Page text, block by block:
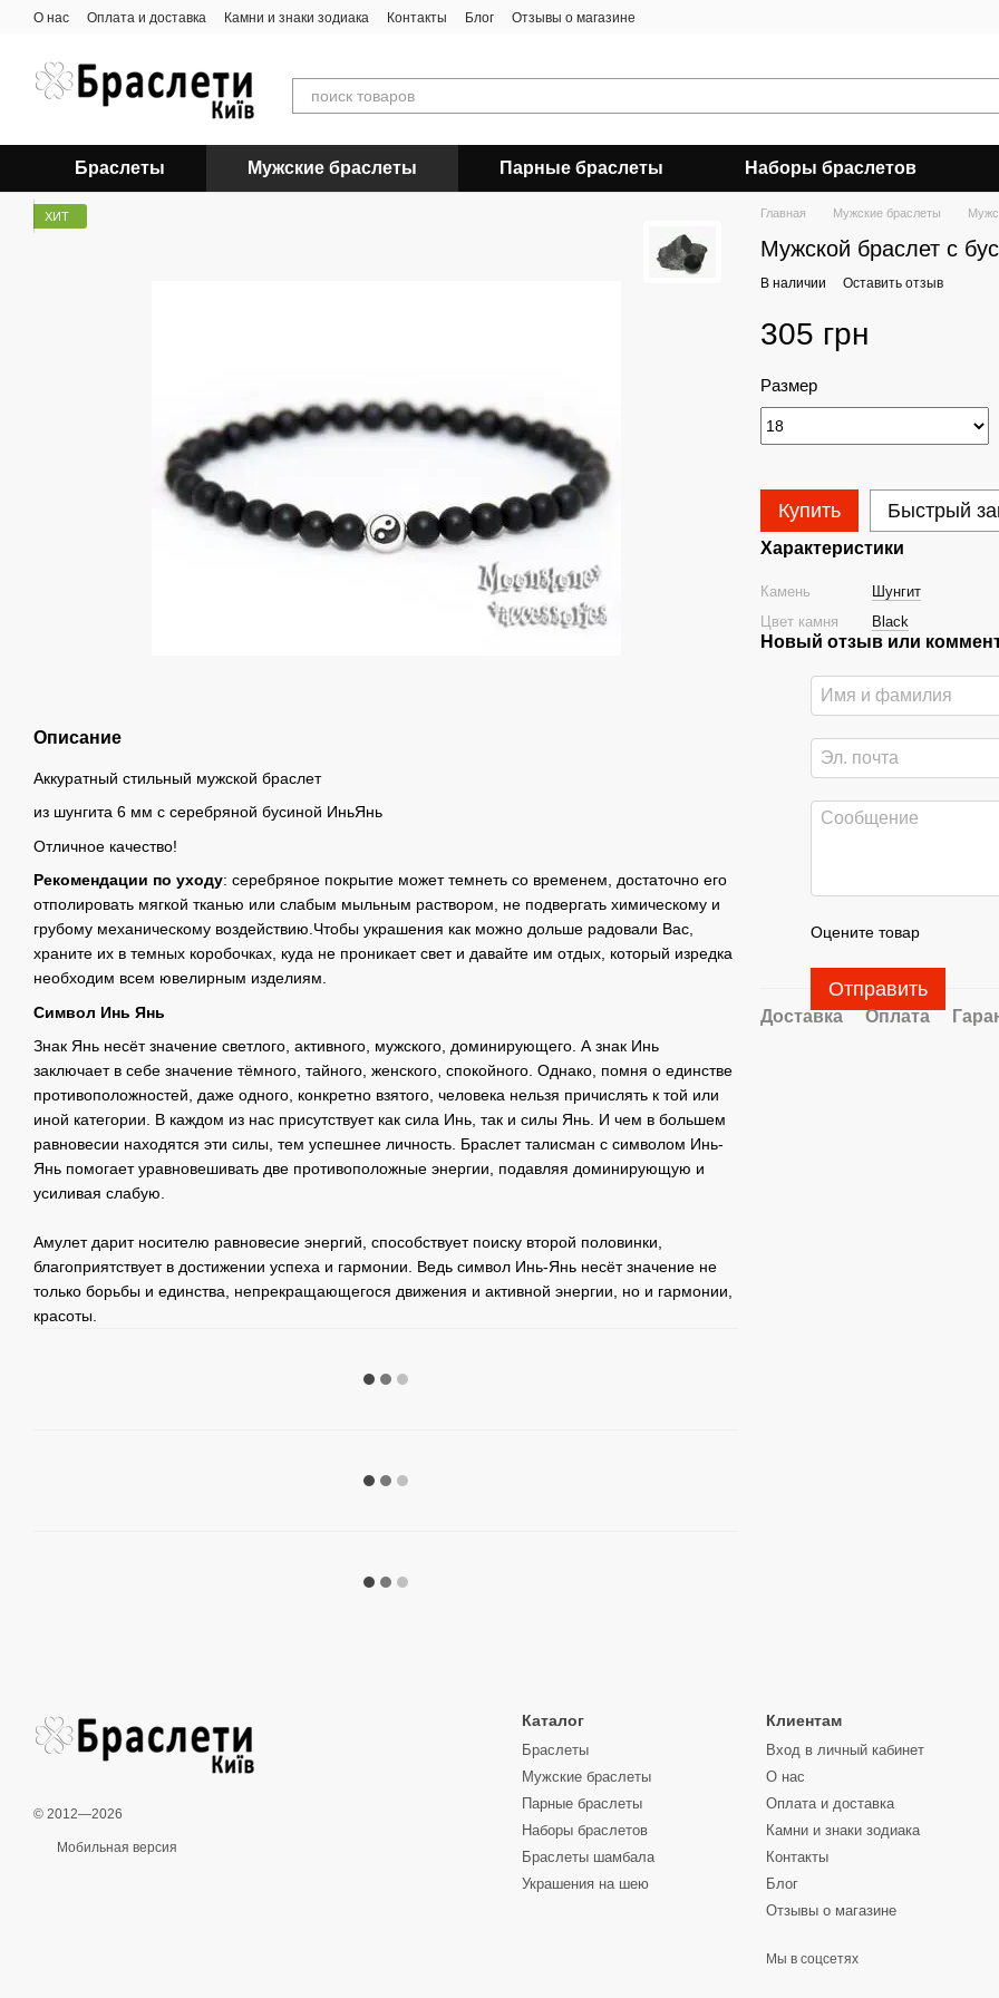
Перейти к основному контенту
О нас Оплата и доставка Камни и знаки зодиака Контакты Блог Отзывы о магазине
Браслеты Мужские браслеты Парные браслеты Наборы браслетов
ХИТ
Описание
Аккуратный стильный мужской браслет
из шунгита 6 мм с серебряной бусиной ИньЯнь
Отличное качество!
Рекомендации по уходу: серебряное покрытие может темнеть со временем, достаточно его
отполировать мягкой тканью или слабым мыльным раствором, не подвергать химическому и
грубому механическому воздействию.Чтобы украшения как можно дольше радовали Вас,
храните их в темных коробочках, куда не проникает свет и давайте им отдых, который изредка
необходим всем ювелирным изделиям.
Символ Инь Янь
Знак Янь несёт значение светлого, активного, мужского, доминирующего. А знак Инь
заключает в себе значение тёмного, тайного, женского, спокойного. Однако, помня о единстве
противоположностей, даже одного, конкретно взятого, человека нельзя причислять к той или
иной категории. В каждом из нас присутствует как сила Инь, так и силы Янь. И чем в большем
равновесии находятся эти силы, тем успешнее личность. Браслет талисман с символом Инь-
Янь помогает уравновешивать две противоположные энергии, подавляя доминирующую и
усиливая слабую.
Амулет дарит носителю равновесие энергий, способствует поиску второй половинки,
благоприятствует в достижении успеха и гармонии. Ведь символ Инь-Янь несёт значение не
только борьбы и единства, непрекращающегося движения и активной энергии, но и гармонии,
красоты.
Главная Мужские браслеты
Мужской браслет с
В наличии Оставить отзыв
305 грн
Размер
Купить Быстрый
Характеристики
Камень
Шунгит
Цвет камня
Black
Новый отзыв или
Оцените товар
Отправить
Доставка Оплата
© 2012—2026
Мобильная версия
Каталог
Браслеты
Мужские браслеты
Парные браслеты
Наборы браслетов
Браслеты шамбала
Украшения на шею
Клиентам
Вход в личный кабинет
О нас
Оплата и доставка
Камни и знаки зодиака
Контакты
Блог
Отзывы о магазине
Мы в соцсетях